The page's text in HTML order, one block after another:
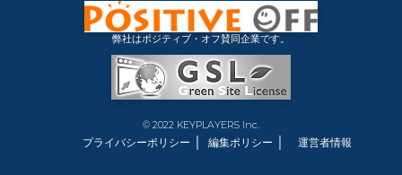
弊社はポジティブ・オフ賛同企業です。
© 2022 KEYPLAYERS Inc.
プライバシーポリシー ｜ 編集ポリシー ｜ 運営者情報